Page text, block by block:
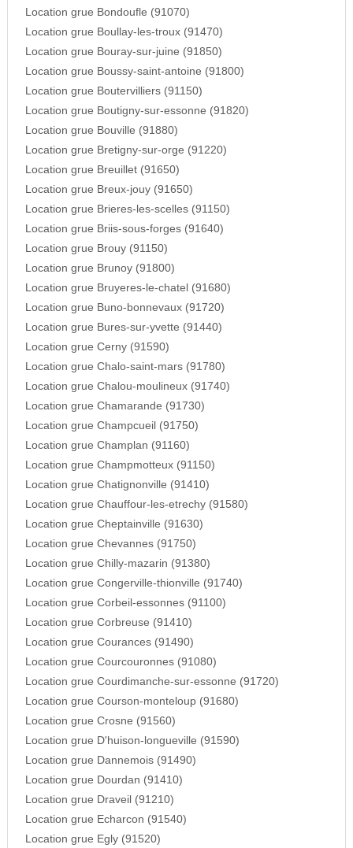
Location grue Bondoufle (91070)
Location grue Boullay-les-troux (91470)
Location grue Bouray-sur-juine (91850)
Location grue Boussy-saint-antoine (91800)
Location grue Boutervilliers (91150)
Location grue Boutigny-sur-essonne (91820)
Location grue Bouville (91880)
Location grue Bretigny-sur-orge (91220)
Location grue Breuillet (91650)
Location grue Breux-jouy (91650)
Location grue Brieres-les-scelles (91150)
Location grue Briis-sous-forges (91640)
Location grue Brouy (91150)
Location grue Brunoy (91800)
Location grue Bruyeres-le-chatel (91680)
Location grue Buno-bonnevaux (91720)
Location grue Bures-sur-yvette (91440)
Location grue Cerny (91590)
Location grue Chalo-saint-mars (91780)
Location grue Chalou-moulineux (91740)
Location grue Chamarande (91730)
Location grue Champcueil (91750)
Location grue Champlan (91160)
Location grue Champmotteux (91150)
Location grue Chatignonville (91410)
Location grue Chauffour-les-etrechy (91580)
Location grue Cheptainville (91630)
Location grue Chevannes (91750)
Location grue Chilly-mazarin (91380)
Location grue Congerville-thionville (91740)
Location grue Corbeil-essonnes (91100)
Location grue Corbreuse (91410)
Location grue Courances (91490)
Location grue Courcouronnes (91080)
Location grue Courdimanche-sur-essonne (91720)
Location grue Courson-monteloup (91680)
Location grue Crosne (91560)
Location grue D'huison-longueville (91590)
Location grue Dannemois (91490)
Location grue Dourdan (91410)
Location grue Draveil (91210)
Location grue Echarcon (91540)
Location grue Egly (91520)